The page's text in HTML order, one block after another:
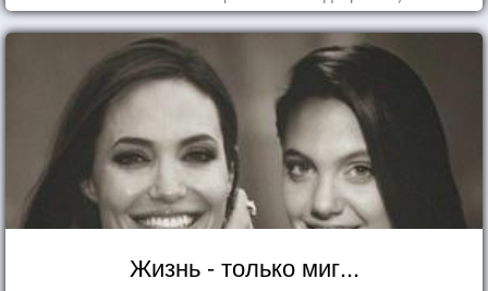
Жизнь - только миг...